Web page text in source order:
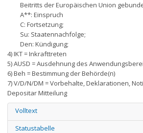
Beitritts der Europäischen Union
A**: Einspruch
C: Fortsetzung;
Su: Staatennachfolge;
Den: Kündigung;
4) IKT = Inkrafttreten
5) AUSD = Ausdehnung des
6) Beh = Bestimmung der Behörde(n)
7) V/D/N/DM = Vorbehalte, Deklarationen,
Depositar Mitteilung
Volltext
Statustabelle